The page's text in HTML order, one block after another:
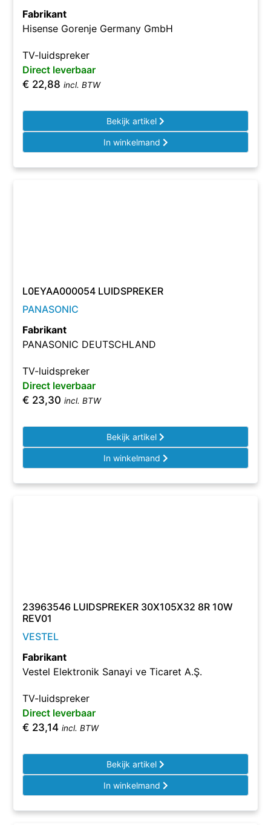
Fabrikant
Hisense Gorenje Germany GmbH
TV-luidspreker
Direct leverbaar
€ 22,88 incl. BTW
Bekijk artikel
In winkelmand
L0EYAA000054 LUIDSPREKER
PANASONIC
Fabrikant
PANASONIC DEUTSCHLAND
TV-luidspreker
Direct leverbaar
€ 23,30 incl. BTW
Bekijk artikel
In winkelmand
23963546 LUIDSPREKER 30X105X32 8R 10W
REV01
VESTEL
Fabrikant
Vestel Elektronik Sanayi ve Ticaret A.Ş.
TV-luidspreker
Direct leverbaar
€ 23,14 incl. BTW
Bekijk artikel
In winkelmand